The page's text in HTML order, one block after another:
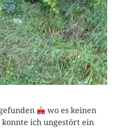
wo es keinen
konnte ich ungestört ein